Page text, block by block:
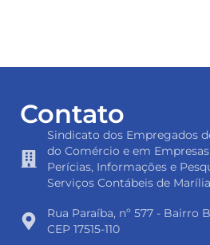
Contato
Sindicato dos Empregados
do Comércio e em
Perícias, Informações e
Serviços Contábeis de
Rua Paraíba, nº 577 - Bairro
CEP 17515-110